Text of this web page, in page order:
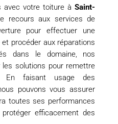
avec votre toiture àSaint-
recours aux services de
pour effectuer une
procéder aux réparations
dans le domaine, nos
solutions pour remettre
faisant usage des
pouvons vous assurer
toutes ses performances
efficacement des